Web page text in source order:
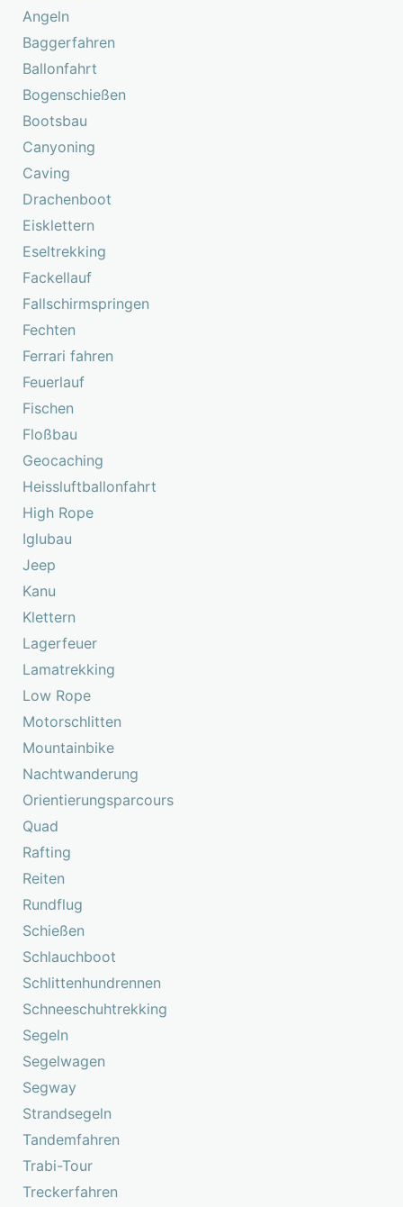
Angeln
Baggerfahren
Ballonfahrt
Bogenschießen
Bootsbau
Canyoning
Caving
Drachenboot
Eisklettern
Eseltrekking
Fackellauf
Fallschirmspringen
Fechten
Ferrari fahren
Feuerlauf
Fischen
Floßbau
Geocaching
Heissluftballonfahrt
High Rope
Iglubau
Jeep
Kanu
Klettern
Lagerfeuer
Lamatrekking
Low Rope
Motorschlitten
Mountainbike
Nachtwanderung
Orientierungsparcours
Quad
Rafting
Reiten
Rundflug
Schießen
Schlauchboot
Schlittenhundrennen
Schneeschuhtrekking
Segeln
Segelwagen
Segway
Strandsegeln
Tandemfahren
Trabi-Tour
Treckerfahren